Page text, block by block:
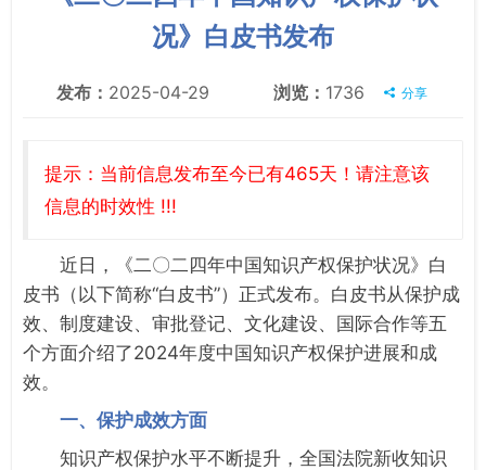
况》白皮书发布
发布： 2025-04-29 浏览： 1736 分享
提示：当前信息发布至今已有465天！请注意该
信息的时效性 !!!
近日，《二〇二四年中国知识产权保护状况》白
皮书（以下简称“白皮书”）正式发布。白皮书从保护成
效、制度建设、审批登记、文化建设、国际合作等五
个方面介绍了2024年度中国知识产权保护进展和成
效。
一、保护成效方面
知识产权保护水平不断提升，全国法院新收知识